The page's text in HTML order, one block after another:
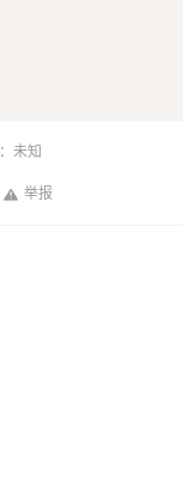
未知
举报